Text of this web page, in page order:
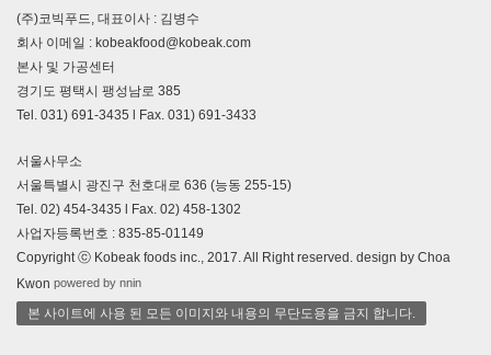
(주)코빅푸드, 대표이사 : 김병수
회사 이메일 : kobeakfood@kobeak.com
본사 및 가공센터
경기도 평택시 팽성남로 385
Tel. 031) 691-3435 l Fax. 031) 691-3433
서울사무소
서울특별시 광진구 천호대로 636 (능동 255-15)
Tel. 02) 454-3435 l Fax. 02) 458-1302
사업자등록번호 : 835-85-01149
Copyright ⓒ Kobeak foods inc., 2017. All Right reserved. design by Choa
Kwon powered by nnin
본 사이트에 사용 된 모든 이미지와 내용의 무단도용을 금지 합니다.